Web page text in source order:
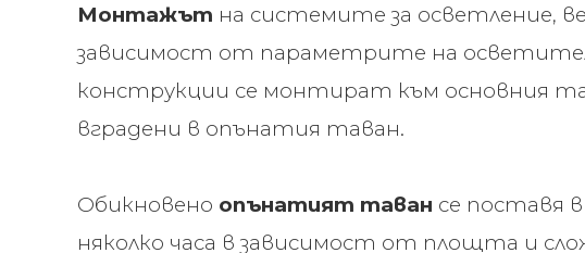
Монтажът на системите за осветление,
зависимост от параметрите на
конструкции се монтират към основния
вградени в опънатия таван.
Обикновено опънатият таван се поставя
няколко часа в зависимост от площта и